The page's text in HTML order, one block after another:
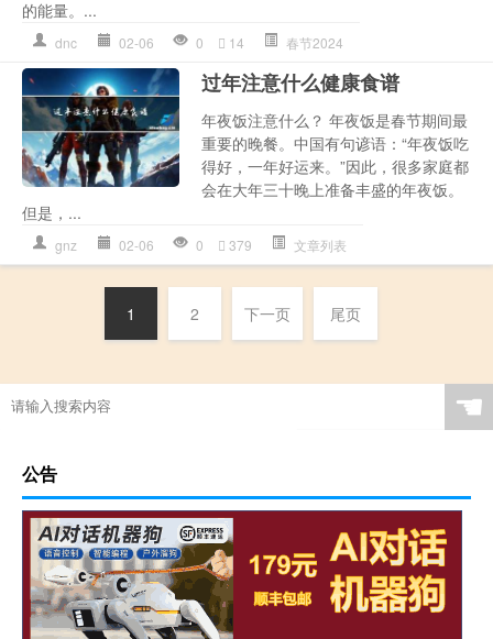
的能量。...
dnc 02-06 0 14 春节2024
过年注意什么健康食谱
年夜饭注意什么？ 年夜饭是春节期间最
重要的晚餐。中国有句谚语：“年夜饭吃
得好，一年好运来。”因此，很多家庭都
会在大年三十晚上准备丰盛的年夜饭。
但是，...
gnz 02-06 0 379 文章列表
1 2 下一页 尾页
☚
公告